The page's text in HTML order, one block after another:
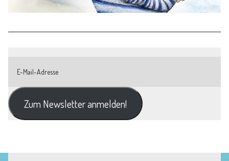
Zum Newsletter anmelden!